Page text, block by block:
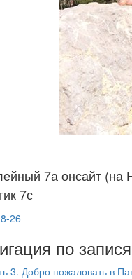
7а онсайт (на
7с
26
по
3. Добро пожаловать в